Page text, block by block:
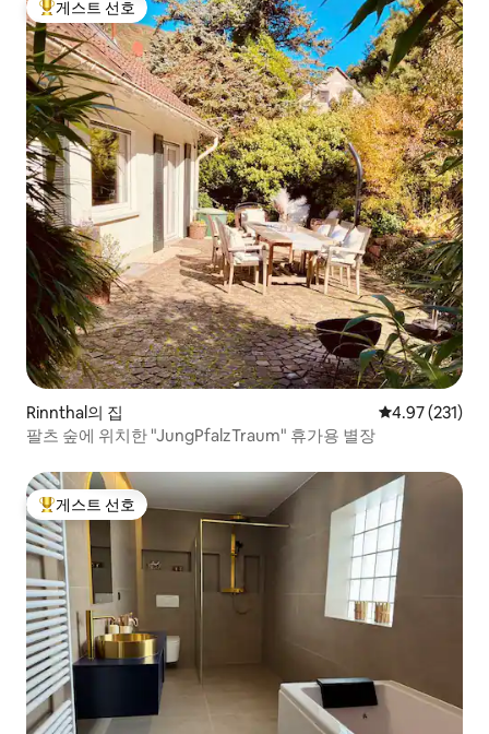
상위 게스트 선호
게스트 선호
Rinnthal의 집 평점 4.97점(5
4.97 (231)
팔츠 숲에 위치한 "JungPfalzTraum" 휴가용 별장
상위 게스트 선호
게스트 선호